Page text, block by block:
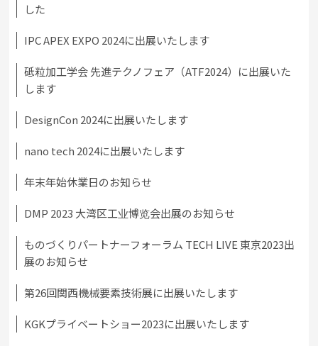
した
IPC APEX EXPO 2024に出展いたします
砥粒加工学会 先進テクノフェア（ATF2024）に出展いた
します
DesignCon 2024に出展いたします
nano tech 2024に出展いたします
年末年始休業日のお知らせ
DMP 2023 大湾区工业博览会出展のお知らせ
ものづくりパートナーフォーラム TECH LIVE 東京2023出
展のお知らせ
第26回関西機械要素技術展に出展いたします
KGKプライベートショー2023に出展いたします